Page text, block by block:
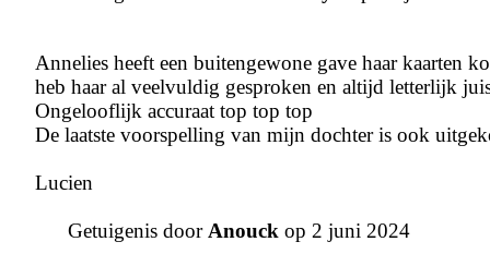
Annelies heeft een buitengewone gave haar kaarten
heb haar al veelvuldig gesproken en altijd letterlijk
Ongelooflijk accuraat top top top
De laatste voorspelling van mijn dochter is ook
Lucien
Getuigenis doorAnouck op 2 juni 2024